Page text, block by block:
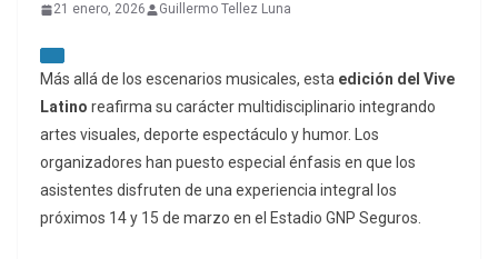
21 enero, 2026 Guillermo Tellez Luna
Más allá de los escenarios musicales, esta edición del Vive
Latino reafirma su carácter multidisciplinario integrando
artes visuales, deporte espectáculo y humor. Los
organizadores han puesto especial énfasis en que los
asistentes disfruten de una experiencia integral los
próximos 14 y 15 de marzo en el Estadio GNP Seguros.